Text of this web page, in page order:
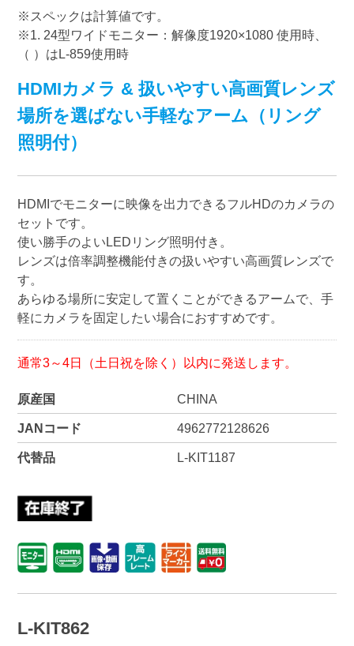
※スペックは計算値です。
※1. 24型ワイドモニター：解像度1920×1080 使用時、
（ ）はL-859使用時
HDMIカメラ & 扱いやすい高画質レンズ
場所を選ばない手軽なアーム（リング
照明付）
HDMIでモニターに映像を出力できるフルHDのカメラの
セットです。
使い勝手のよいLEDリング照明付き。
レンズは倍率調整機能付きの扱いやすい高画質レンズで
す。
あらゆる場所に安定して置くことができるアームで、手
軽にカメラを固定したい場合におすすめです。
通常3～4日（土日祝を除く）以内に発送します。
原産国 CHINA
JANコード 4962772128626
代替品 L-KIT1187
L-KIT862